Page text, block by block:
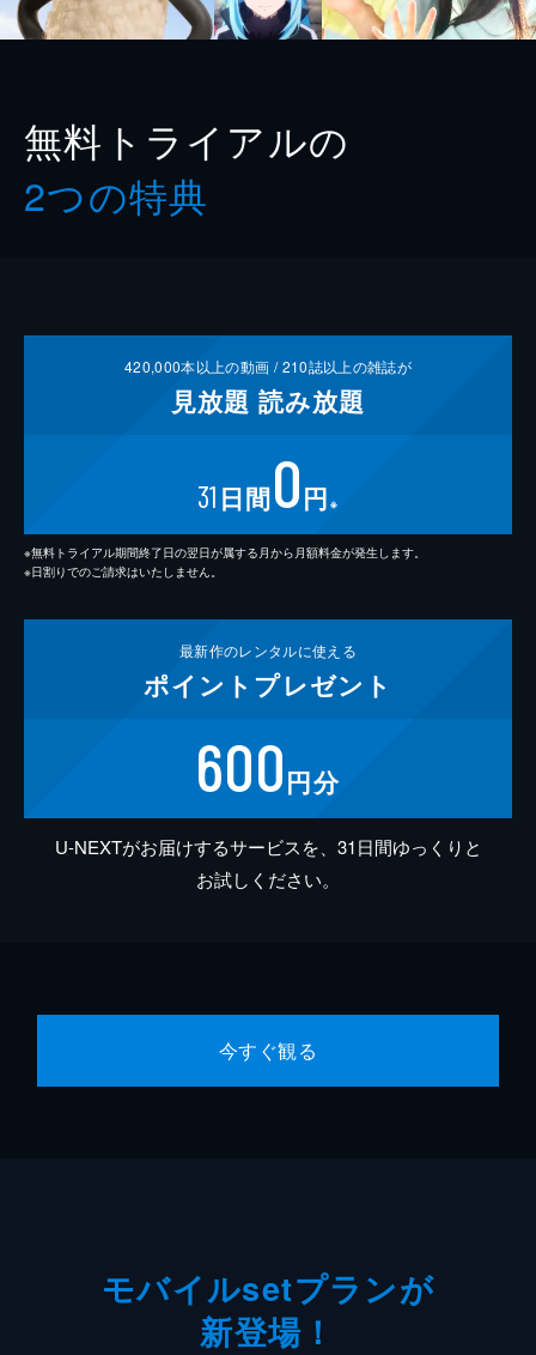
無料トライアルの
2つの特典
420,000本以上の動画 /210誌以上の雑誌が
見放題 読み放題
31 日間0円 ※
※無料トライアル期間終了日の翌日が属する月から月額料金が発生します。
※日割りでのご請求はいたしません。
最新作のレンタルに使える
ポイント プレゼント
600円分
U-NEXTがお届けするサービスを、31日間ゆっくりと
お試しください。
今すぐ観る
モバイルsetプランが
新登場！